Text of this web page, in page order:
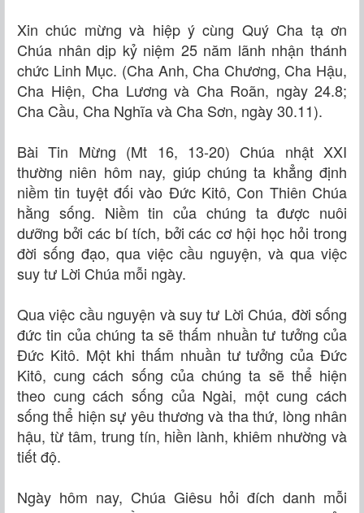
Xin chúc mừng và hiệp ý cùng Quý Cha tạ ơn
Chúa nhân dịp kỷ niệm 25 năm lãnh nhận thánh
chức Linh Mục. (Cha Anh, Cha Chương, Cha Hậu,
Cha Hiện, Cha Lương và Cha Roãn, ngày 24.8;
Cha Cầu, Cha Nghĩa và Cha Sơn, ngày 30.11).
Bài Tin Mừng (Mt 16, 13-20) Chúa nhật XXI
thường niên hôm nay, giúp chúng ta khẳng định
niềm tin tuyệt đối vào Ðức Kitô, Con Thiên Chúa
hằng sống. Niềm tin của chúng ta được nuôi
dưỡng bởi các bí tích, bởi các cơ hội học hỏi trong
đời sống đạo, qua việc cầu nguyện, và qua việc
suy tư Lời Chúa mỗi ngày.
Qua việc cầu nguyện và suy tư Lời Chúa, đời sống
đức tin của chúng ta sẽ thấm nhuần tư tưởng của
Đức Kitô. Một khi thấm nhuần tư tưởng của Đức
Kitô, cung cách sống của chúng ta sẽ thể hiện
theo cung cách sống của Ngài, một cung cách
sống thể hiện sự yêu thương và tha thứ, lòng nhân
hậu, từ tâm, trung tín, hiền lành, khiêm nhường và
tiết độ.
Ngày hôm nay, Chúa Giêsu hỏi đích danh mỗi